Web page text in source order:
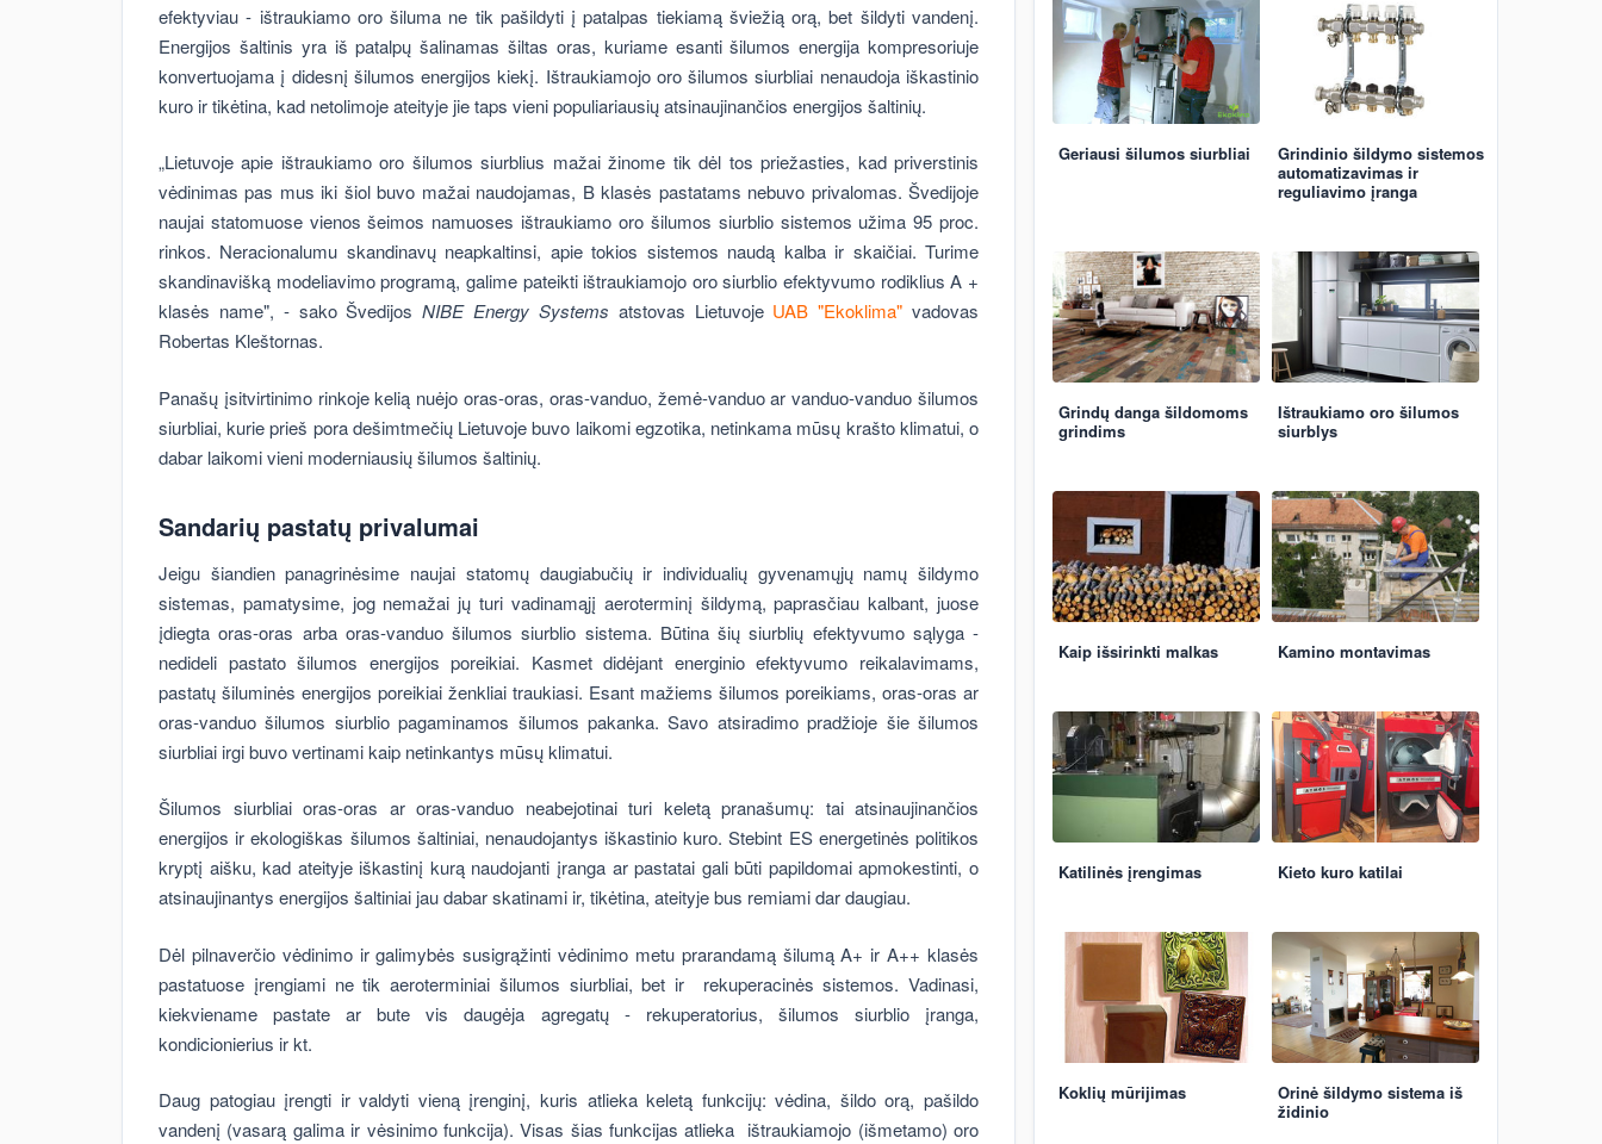
efektyviau - ištraukiamo oro šiluma ne tik pašildyti į patalpas tiekiamą šviežią orą, bet šildyti vandenį.
Energijos šaltinis yra iš patalpų šalinamas šiltas oras, kuriame esanti šilumos energija kompresoriuje
konvertuojama į didesnį šilumos energijos kiekį. Ištraukiamojo oro šilumos siurbliai nenaudoja iškastinio
kuro ir tikėtina, kad netolimoje ateityje jie taps vieni populiariausių atsinaujinančios energijos šaltinių.
„Lietuvoje apie ištraukiamo oro šilumos siurblius mažai žinome tik dėl tos priežasties, kad priverstinis
vėdinimas pas mus iki šiol buvo mažai naudojamas, B klasės pastatams nebuvo privalomas. Švedijoje
naujai statomuose vienos šeimos namuoses ištraukiamo oro šilumos siurblio sistemos užima 95 proc.
rinkos. Neracionalumu skandinavų neapkaltinsi, apie tokios sistemos naudą kalba ir skaičiai. Turime
skandinavišką modeliavimo programą, galime pateikti ištraukiamojo oro siurblio efektyvumo rodiklius A +
klasės name", - sako ŠvedijosNIBE Energy Systems atstovas Lietuvoje UAB "Ekoklima" vadovas
Robertas Kleštornas.
Panašų įsitvirtinimo rinkoje kelią nuėjo oras-oras, oras-vanduo, žemė-vanduo ar vanduo-vanduo šilumos
siurbliai, kurie prieš pora dešimtmečių Lietuvoje buvo laikomi egzotika, netinkama mūsų krašto klimatui, o
dabar laikomi vieni moderniausių šilumos šaltinių.
Sandarių pastatų privalumai
Jeigu šiandien panagrinėsime naujai statomų daugiabučių ir individualių gyvenamųjų namų šildymo
sistemas, pamatysime, jog nemažai jų turi vadinamąjį aeroterminį šildymą, paprasčiau kalbant, juose
įdiegta oras-oras arba oras-vanduo šilumos siurblio sistema. Būtina šių siurblių efektyvumo sąlyga -
nedideli pastato šilumos energijos poreikiai. Kasmet didėjant energinio efektyvumo reikalavimams,
pastatų šiluminės energijos poreikiai ženkliai traukiasi. Esant mažiems šilumos poreikiams, oras-oras ar
oras-vanduo šilumos siurblio pagaminamos šilumos pakanka. Savo atsiradimo pradžioje šie šilumos
siurbliai irgi buvo vertinami kaip netinkantys mūsų klimatui.
Šilumos siurbliai oras-oras ar oras-vanduo neabejotinai turi keletą pranašumų: tai atsinaujinančios
energijos ir ekologiškas šilumos šaltiniai, nenaudojantys iškastinio kuro. Stebint ES energetinės politikos
kryptį aišku, kad ateityje iškastinį kurą naudojanti įranga ar pastatai gali būti papildomai apmokestinti, o
atsinaujinantys energijos šaltiniai jau dabar skatinami ir, tikėtina, ateityje bus remiami dar daugiau.
Dėl pilnaverčio vėdinimo ir galimybės susigrąžinti vėdinimo metu prarandamą šilumą A+ ir A++ klasės
pastatuose įrengiami ne tik aeroterminiai šilumos siurbliai, bet ir rekuperacinės sistemos. Vadinasi,
kiekviename pastate ar bute vis daugėja agregatų - rekuperatorius, šilumos siurblio įranga,
kondicionierius ir kt.
Daug patogiau įrengti ir valdyti vieną įrenginį, kuris atlieka keletą funkcijų: vėdina, šildo orą, pašildo
vandenį (vasarą galima ir vėsinimo funkcija). Visas šias funkcijas atlieka ištraukiamojo (išmetamo) oro
Geriausi šilumos siurbliai
Grindinio šildymo sistemos
automatizavimas ir
reguliavimo įranga
Grindų danga šildomoms
grindims
Ištraukiamo oro šilumos
siurblys
Kaip išsirinkti malkas Kamino montavimas
Katilinės įrengimas Kieto kuro katilai
Koklių mūrijimas
Orinė šildymo sistema iš
židinio